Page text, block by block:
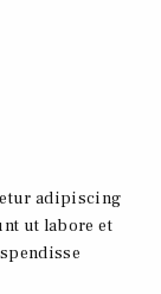
adipiscing
ut labore et